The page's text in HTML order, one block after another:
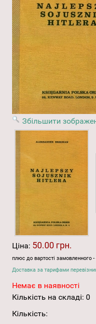
Збільшити
Ціна: 50.00 грн.
плюс до вартості замовленного
Доставка за тарифами
Немає в наявності
Кількість на складі: 0
Кількість: